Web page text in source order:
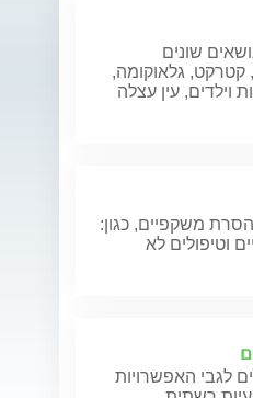
שונים
קטרקט, גלאוקומה,
וילדים, עין עצלה
משקפיים, כגון:
וטיפולים לא
לגבי האפשרויות